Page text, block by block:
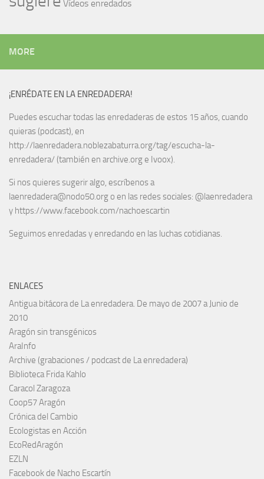
Vídeos enredados
MORE
¡ENRÉDATE EN LA ENREDADERA!
Puedes escuchar todas las enredaderas de estos 15 años, cuando
quieras (podcast), en
http://laenredadera.noblezabaturra.org/tag/escucha-la-
enredadera/ (también en archive.org e Ivoox).
Si nos quieres sugerir algo, escríbenos a
laenredadera@nodo50.org o en las redes sociales: @laenredadera
y https://www.facebook.com/nachoescartin
Seguimos enredadas y enredando en las luchas cotidianas.
ENLACES
Antigua bitácora de La enredadera. De mayo de 2007 a Junio de
2010
Aragón sin transgénicos
AraInfo
Archive (grabaciones / podcast de La enredadera)
Biblioteca Frida Kahlo
Caracol Zaragoza
Coop57 Aragón
Crónica del Cambio
Ecologistas en Acción
EcoRedAragón
EZLN
Facebook de Nacho Escartín